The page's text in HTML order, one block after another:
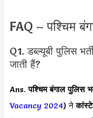
FAQ – पश्चिम
Q1. डब्ल्यूबी पुलिस
जाती हैं?
Ans.पश्चिम बंगाल पुलिस
Vacancy 2024) ने